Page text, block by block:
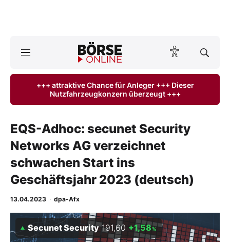
Anlageprodukte
Finanz-Check
Abo & Shop
BO-Musterdepots
Experten
Mein B:O
+++ attraktive Chance für Anleger +++ Dieser
Nutzfahrzeugkonzern überzeugt +++
EQS-Adhoc: secunet Security
Networks AG verzeichnet
schwachen Start ins
Geschäftsjahr 2023 (deutsch)
13.04.2023 · dpa-Afx
Secunet Security 191,60 +1,58%